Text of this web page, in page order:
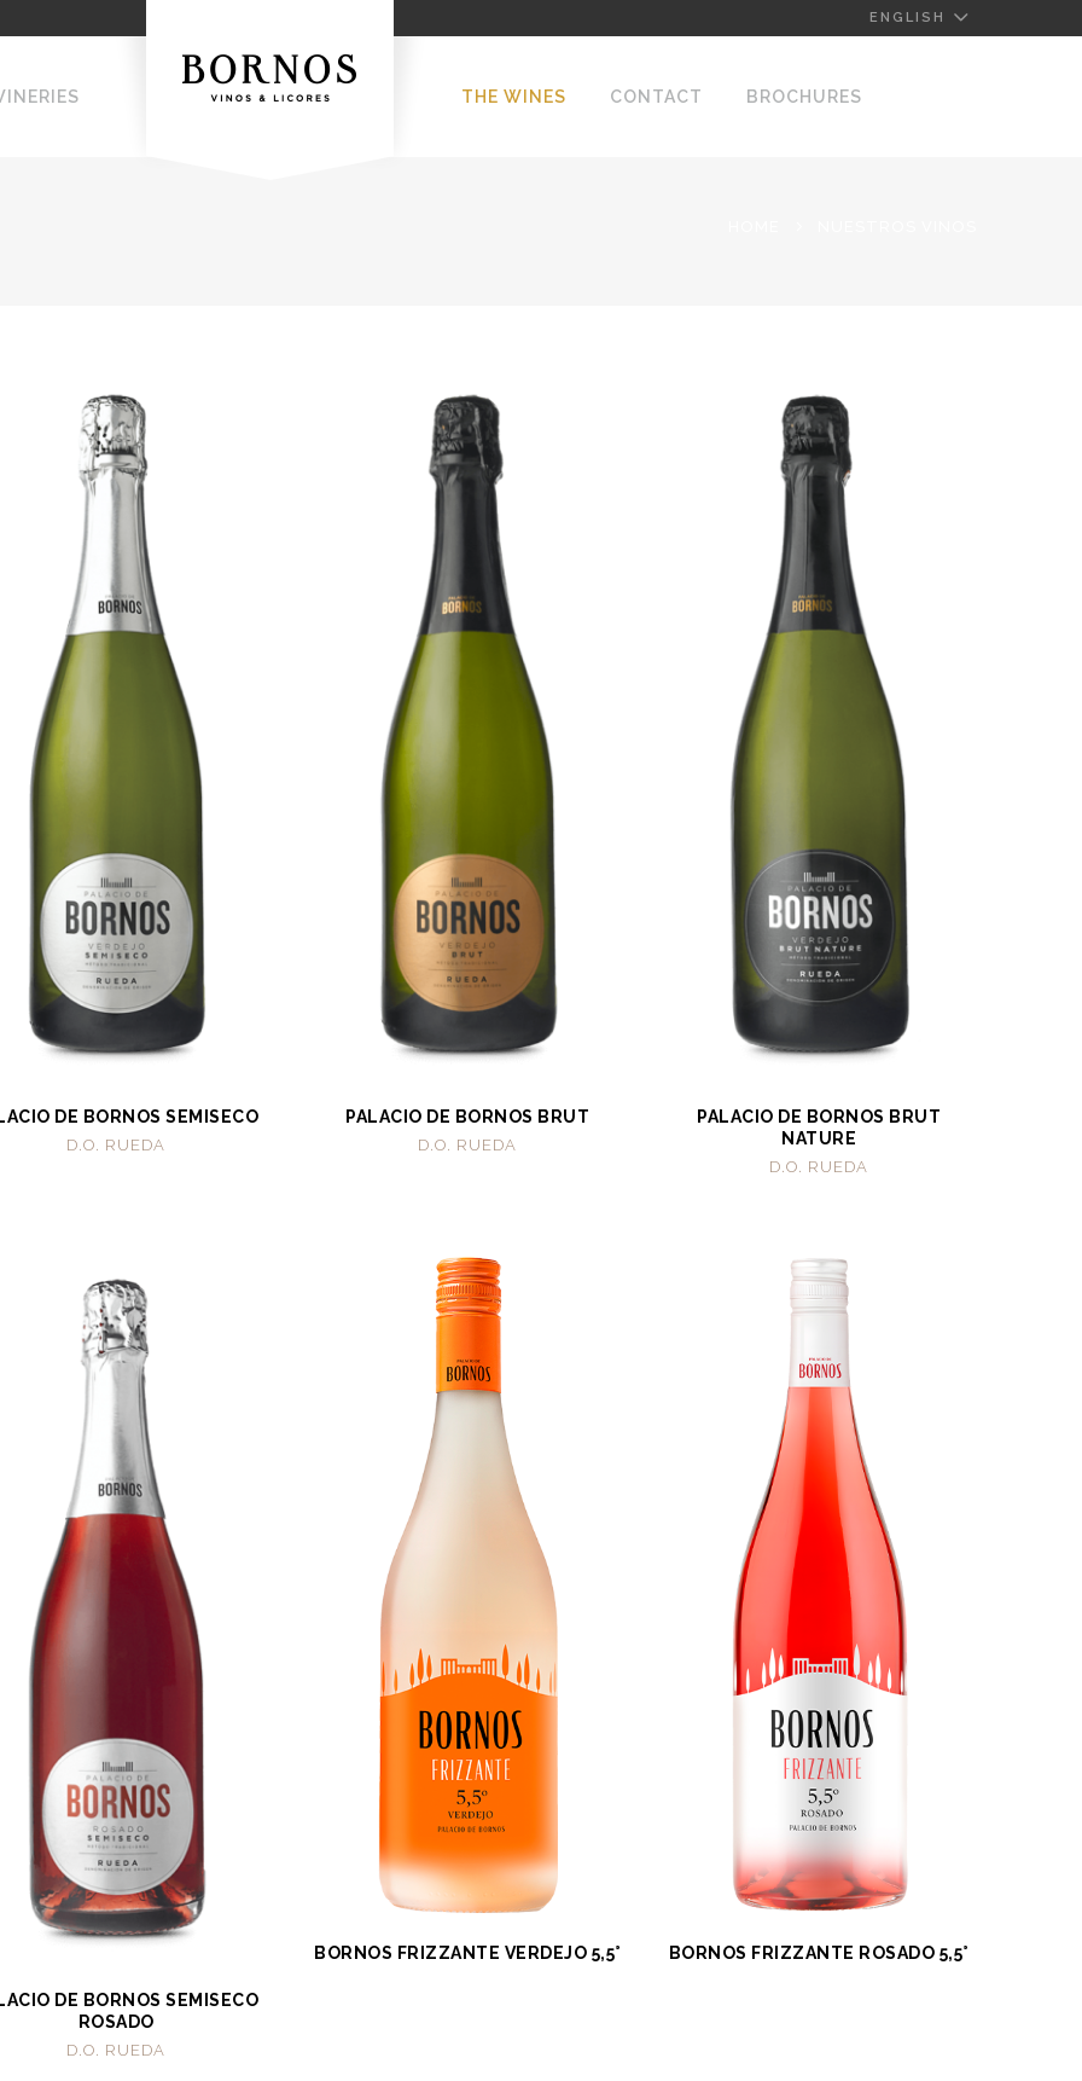
ENGLISH
THE WINES CONTACT BROCHURES
DE BORNOS SEMISECO
D.O. RUEDA
PALACIO DE BORNOS BRUT
D.O. RUEDA
PALACIO DE BORNOS BRUT
NATURE
D.O. RUEDA
DE BORNOS SEMISECO
ROSADO
D.O. RUEDA
BORNOS FRIZZANTE VERDEJO 5,5° BORNOS FRIZZANTE ROSADO 5,5°